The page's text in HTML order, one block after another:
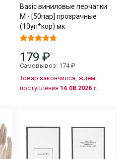
Basic виниловые перчатки
M - [50пар] прозрачные
(10уп*кор) мк
179 ₽
Самовывоз: 174 ₽
Товар закончился, ждем
поступления 14.08.2026 г.